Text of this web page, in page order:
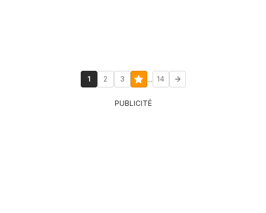
1 2 3 ... 14
PUBLICITÉ